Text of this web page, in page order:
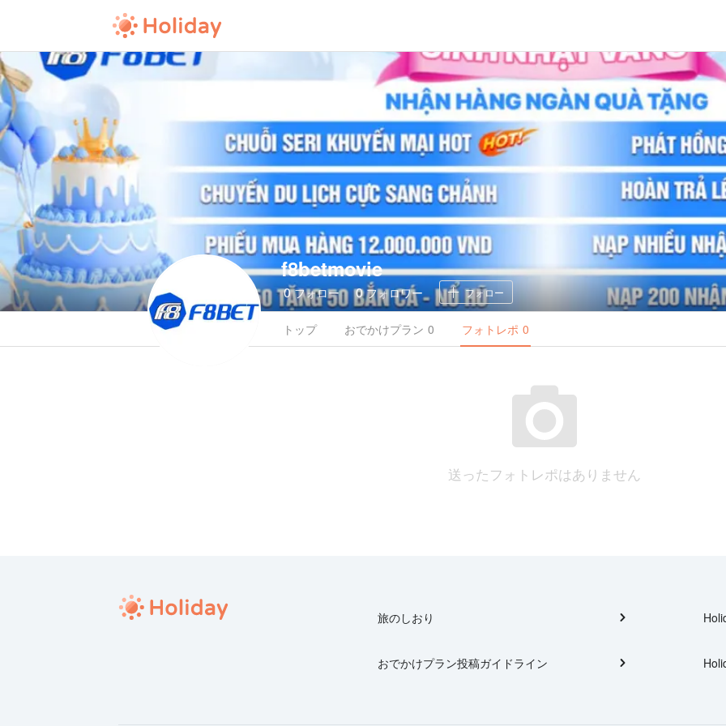
f8betmovie
0フォロー 0フォロワー フォロー
トップ おでかけプラン 0 フォトレポ 0
送ったフォトレポはありません
旅のしおり
おでかけプラン投稿ガイドライン